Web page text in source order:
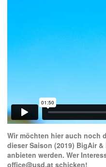
Wir möchten hier auch noch
dieser Saison (2019) BigAir
anbieten werden. Wer
office@usd.at schicken!